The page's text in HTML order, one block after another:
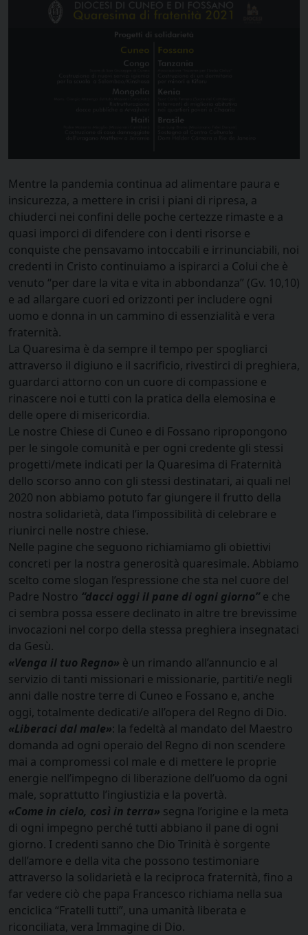
Mentre la pandemia continua ad alimentare paura e
insicurezza, a mettere in crisi i piani di ripresa, a
chiuderci nei confini delle poche certezze rimaste e a
quasi imporci di difendere con i denti risorse e
conquiste che pensavamo intoccabili e irrinunciabili, noi
credenti in Cristo continuiamo a ispirarci a Colui che è
venuto “per dare la vita e vita in abbondanza” (Gv. 10,10)
e ad allargare cuori ed orizzonti per includere ogni
uomo e donna in un cammino di essenzialità e vera
fraternità.
La Quaresima è da sempre il tempo per spogliarci
attraverso il digiuno e il sacrificio, rivestirci di preghiera,
guardarci attorno con un cuore di compassione e
rinascere noi e tutti con la pratica della elemosina e
delle opere di misericordia.
Le nostre Chiese di Cuneo e di Fossano ripropongono
per le singole comunità e per ogni credente gli stessi
progetti/mete indicati per la Quaresima di Fraternità
dello scorso anno con gli stessi destinatari, ai quali nel
2020 non abbiamo potuto far giungere il frutto della
nostra solidarietà, data l’impossibilità di celebrare e
riunirci nelle nostre chiese.
Nelle pagine che seguono richiamiamo gli obiettivi
concreti per la nostra generosità quaresimale. Abbiamo
scelto come slogan l’espressione che sta nel cuore del
Padre Nostro “dacci oggi il pane di ogni giorno”e che
ci sembra possa essere declinato in altre tre brevissime
invocazioni nel corpo della stessa preghiera insegnataci
da Gesù.
«Venga il tuo Regno» è un rimando all’annuncio e al
servizio di tanti missionari e missionarie, partiti/e negli
anni dalle nostre terre di Cuneo e Fossano e, anche
oggi, totalmente dedicati/e all’opera del Regno di Dio.
«Liberaci dal male»: la fedeltà al mandato del Maestro
domanda ad ogni operaio del Regno di non scendere
mai a compromessi col male e di mettere le proprie
energie nell’impegno di liberazione dell’uomo da ogni
male, soprattutto l’ingiustizia e la povertà.
«Come in cielo, così in terra» segna l’origine e la meta
di ogni impegno perché tutti abbiano il pane di ogni
giorno. I credenti sanno che Dio Trinità è sorgente
dell’amore e della vita che possono testimoniare
attraverso la solidarietà e la reciproca fraternità, fino a
far vedere ciò che papa Francesco richiama nella sua
enciclica “Fratelli tutti”, una umanità liberata e
riconciliata, vera Immagine di Dio.